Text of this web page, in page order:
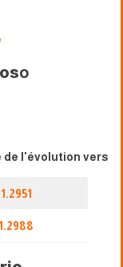
o
de l'évolution vers
1.2951